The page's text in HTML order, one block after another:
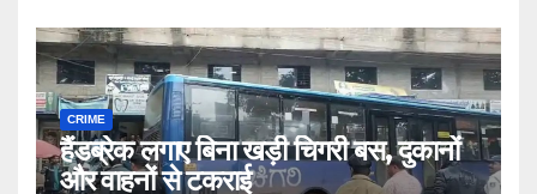
CRIME
हैंडब्रेक लगाए बिना खड़ी चिगरी बस, दुकानों
और वाहनों से टकराई